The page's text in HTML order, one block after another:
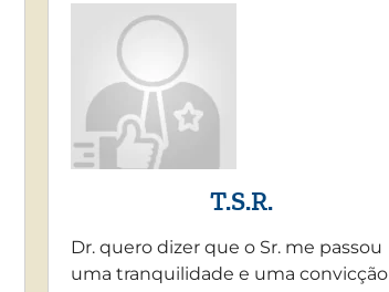
T.S.R.
Dr. quero dizer que o Sr. me passou
uma tranquilidade e uma convicção